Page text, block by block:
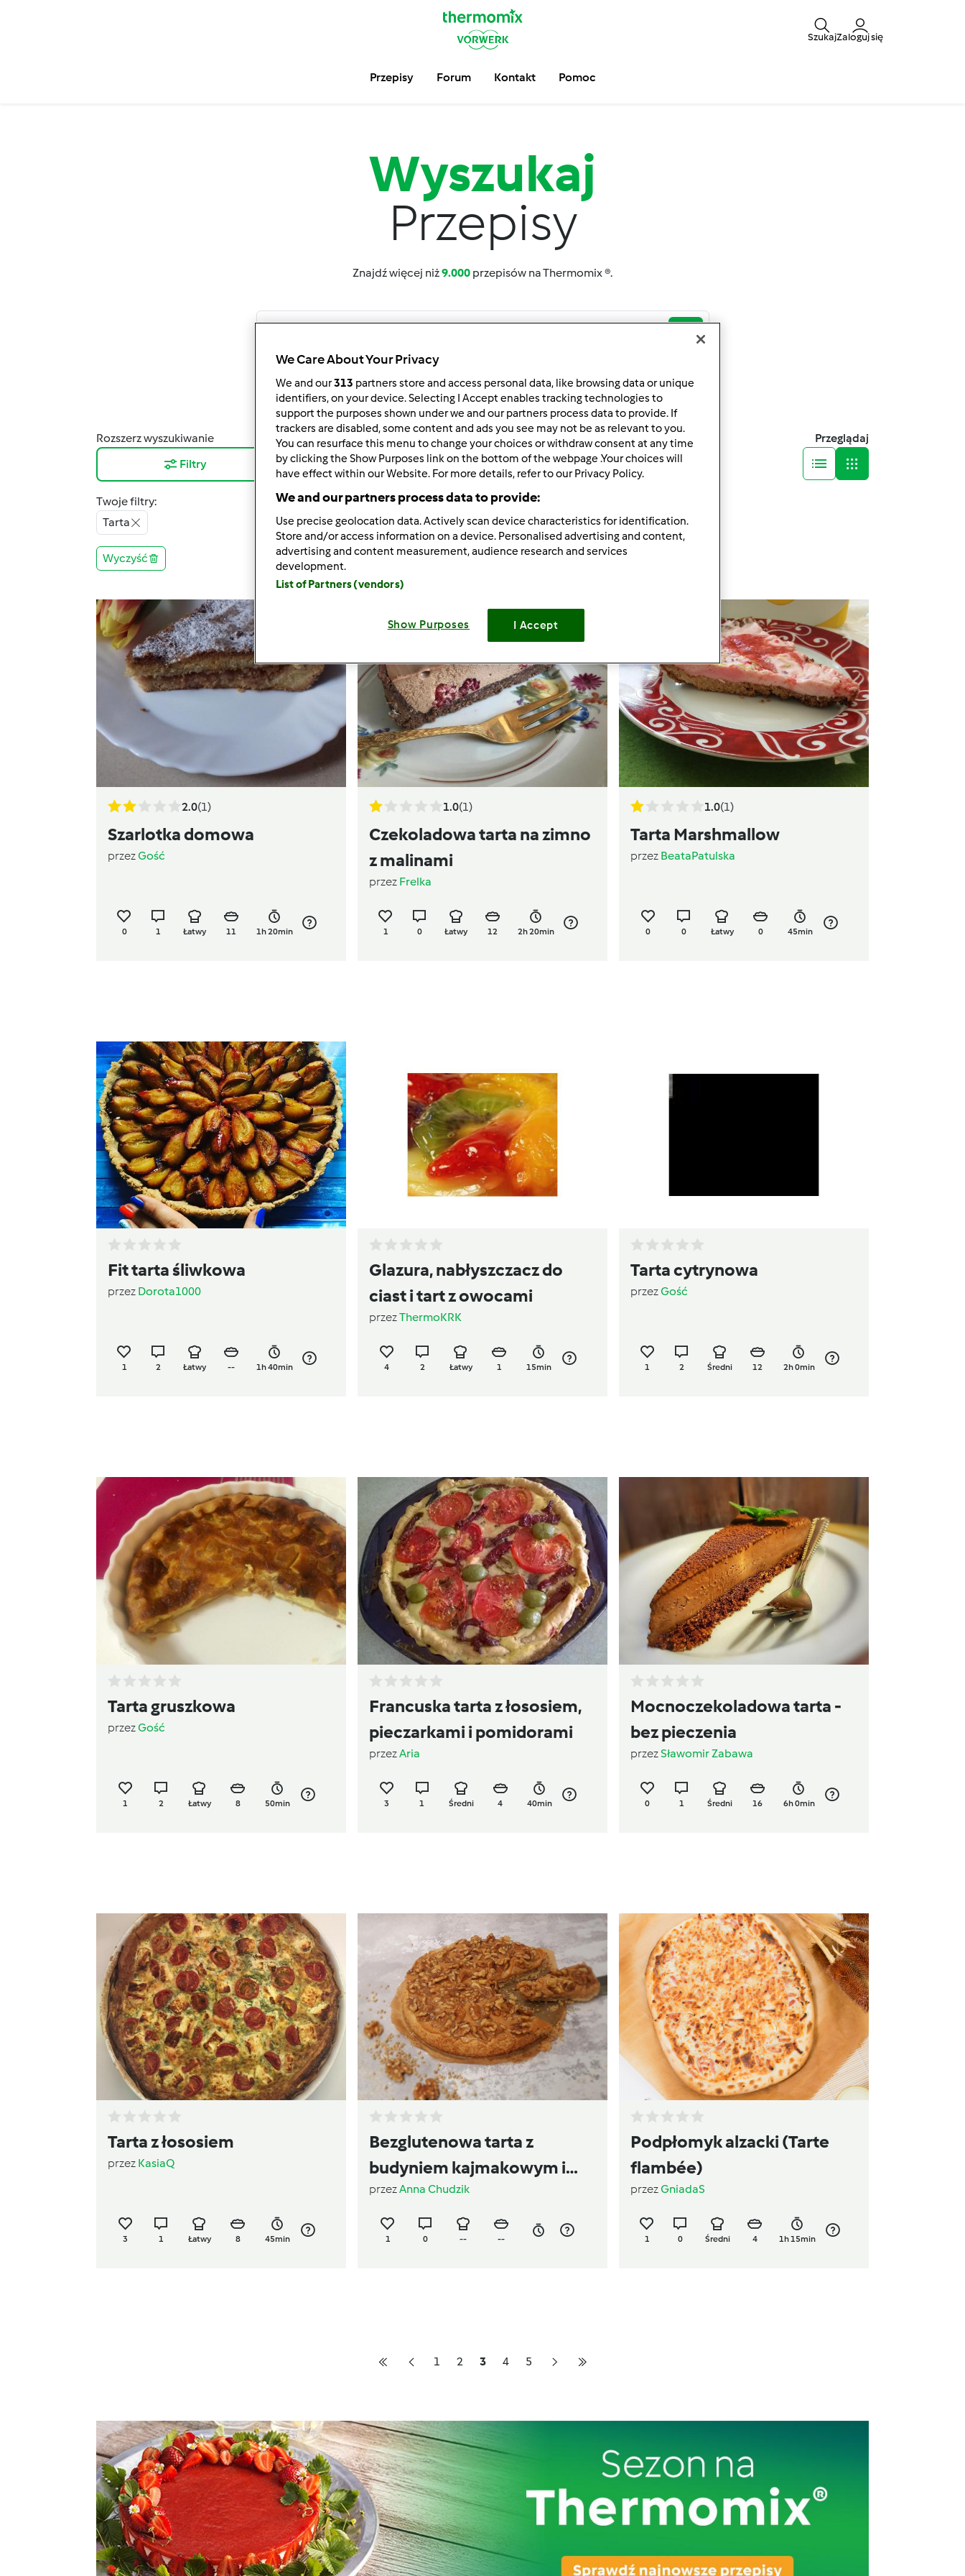
SzukajZaloguj się
Przepisy Forum Kontakt Pomoc
Wyszukaj
Przepisy
Znajdź więcej niż9.000 przepisów na Thermomix ®.
51wyników
Rozszerz wyszukiwanie
Filtry
Wyników na stronę:
12
Sortuj po:
Domyślny
Przeglądaj
Twoje filtry:
Tarta
Wyczyść
2.0(1)
Szarlotka domowa
przezGość
0 1 Łatwy 11 1h 20min
1.0(1)
Czekoladowa tarta na zimno
z malinami
przez Frelka
1 0 Łatwy 12 2h 20min
1.0(1)
Tarta Marshmallow
przez BeataPatulska
0 0 Łatwy 0 45min
Fit tarta śliwkowa
przez Dorota1000
1 2 Łatwy -- 1h 40min
Glazura, nabłyszczacz do
ciast i tart z owocami
przezThermoKRK
4 2 Łatwy 1 15min
Tarta cytrynowa
przezGość
1 2 Średni 12 2h 0min
Tarta gruszkowa
przezGość
1 2 Łatwy 8 50min
Francuska tarta z łososiem,
pieczarkami i pomidorami
przezAria
3 1 Średni 4 40min
Mocnoczekoladowa tarta -
bez pieczenia
przezSławomir Zabawa
0 1 Średni 16 6h 0min
Tarta z łososiem
przez KasiaQ
3 1 Łatwy 8 45min
Bezglutenowa tarta z
budyniem kajmakowym i
orzechami włoskimi w
karmelu
przezAnna Chudzik
1 0 -- --
Podpłomyk alzacki (Tarte
flambée)
przezGniadaS
1 0 Średni 4 1h 15min
1 2 3 4 5
We Care About Your Privacy
We and our313 partners store and access personal data, like browsing data or unique
identifiers, on your device. Selecting I Accept enables tracking technologies to
support the purposes shown under we and our partners process data to provide. If
trackers are disabled, some content and ads you see may not be as relevant to you.
You can resurface this menu to change your choices or withdraw consent at any time
by clicking the Show Purposes link on the bottom of the webpage .Your choices will
have effect within our Website. For more details, refer to our Privacy Policy.
We and our partners process data to provide:
Use precise geolocation data. Actively scan device characteristics for identification.
Store and/or access information on a device. Personalised advertising and content,
advertising and content measurement, audience research and services
development.
List of Partners (vendors)
Show Purposes I Accept